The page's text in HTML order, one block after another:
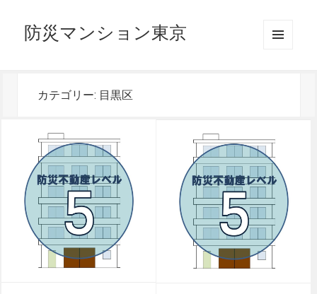
防災マンション東京
カテゴリー: 目黒区